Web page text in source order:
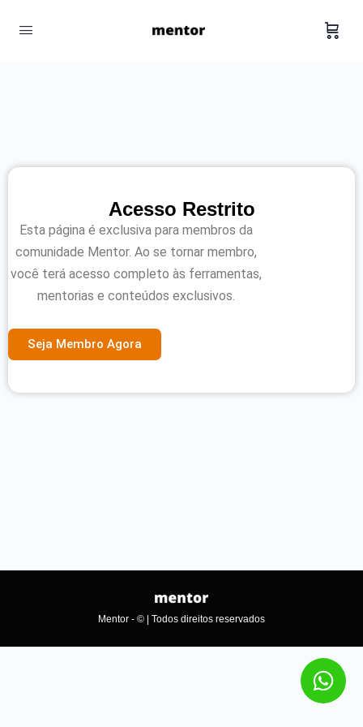
Acesso Restrito
Esta página é exclusiva para membros da
comunidade Mentor. Ao se tornar membro,
você terá acesso completo às ferramentas,
mentorias e conteúdos exclusivos.
Seja Membro Agora
Mentor - © | Todos direitos reservados